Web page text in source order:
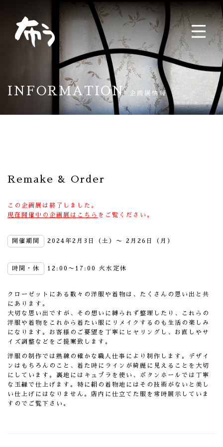
INFORMATION 企画展情報
Remake & Order
この企画展は終了しました。
現在開催中の企画展はこちら をご覧ください。
開催期間 2024年2月3日（土）〜 2月26日（月）
時間・休 12:00〜17:00 火水定休
クローゼットにある数々の洋服や着物は、たくさんの思い出と共
にあります。
大切な思い出ですが、その想いに縛られず整理したり、これらの
洋服や着物をこれから着たい服にリメイクするのも生活の楽しみ
になります。お客様のご要望を丁寧にヒヤリングし、お直しやサ
イズ調整などをご提案致します。
洋服の制作では熟練の確かな職人仕事により制作します。デザイ
ンはもちろんのこと、着た時にラインが綺麗に見えることを大切
にしています。裏地にはキュプラを使い、ボタンホールでは丁寧
な玉縁で仕上げます。特に絹の着物地にはその技術がないと美し
い仕上げにはなりません。店内に仕立てた服を常時展示していま
すのでご覧下さい。